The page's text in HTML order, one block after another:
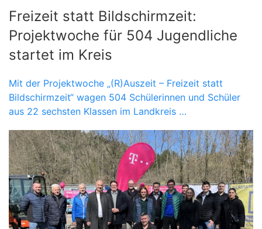
Freizeit statt Bildschirmzeit:
Projektwoche für 504 Jugendliche
startet im Kreis
Mit der Projektwoche „(R)Auszeit – Freizeit statt
Bildschirmzeit“ wagen 504 Schülerinnen und Schüler
aus 22 sechsten Klassen im Landkreis …